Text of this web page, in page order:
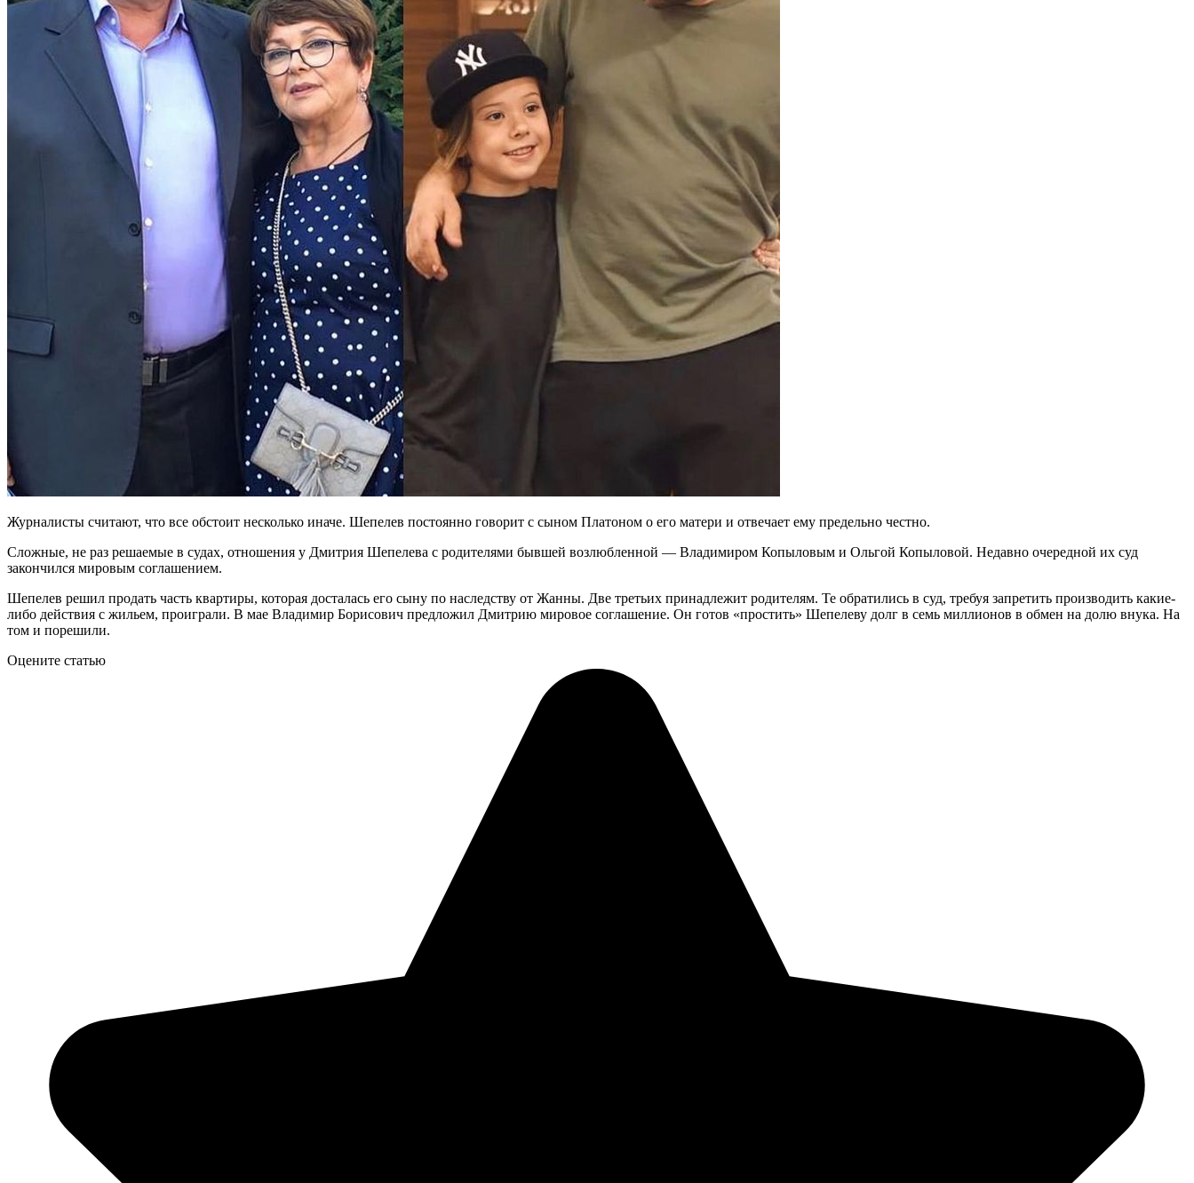
Журналисты считают, что все обстоит несколько иначе. Шепелев постоянно говорит с сыном Платоном о его матери и отвечает ему предельно честно.
Сложные, не раз решаемые в судах, отношения у Дмитрия Шепелева с родителями бывшей возлюбленной — Владимиром Копыловым и Ольгой Копыловой. Недавно очередной их суд
закончился мировым соглашением.
Шепелев решил продать часть квартиры, которая досталась его сыну по наследству от Жанны. Две третьих принадлежит родителям. Те обратились в суд, требуя запретить производить какие-
либо действия с жильем, проиграли. В мае Владимир Борисович предложил Дмитрию мировое соглашение. Он готов «простить» Шепелеву долг в семь миллионов в обмен на долю внука. На
том и порешили.
Оцените статью